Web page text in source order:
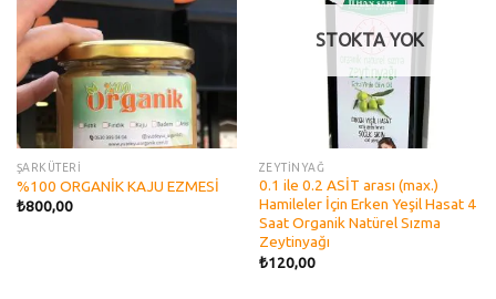
ŞARKÜTERİ
%100 ORGANİK KAJU EZMESİ
₺800,00
STOKTA YOK
ZEYTİNYAĞ
0.1 ile 0.2 ASİT arası (max.)
Hamileler İçin Erken Yeşil Hasat 4
Saat Organik Natürel Sızma
Zeytinyağı
₺120,00